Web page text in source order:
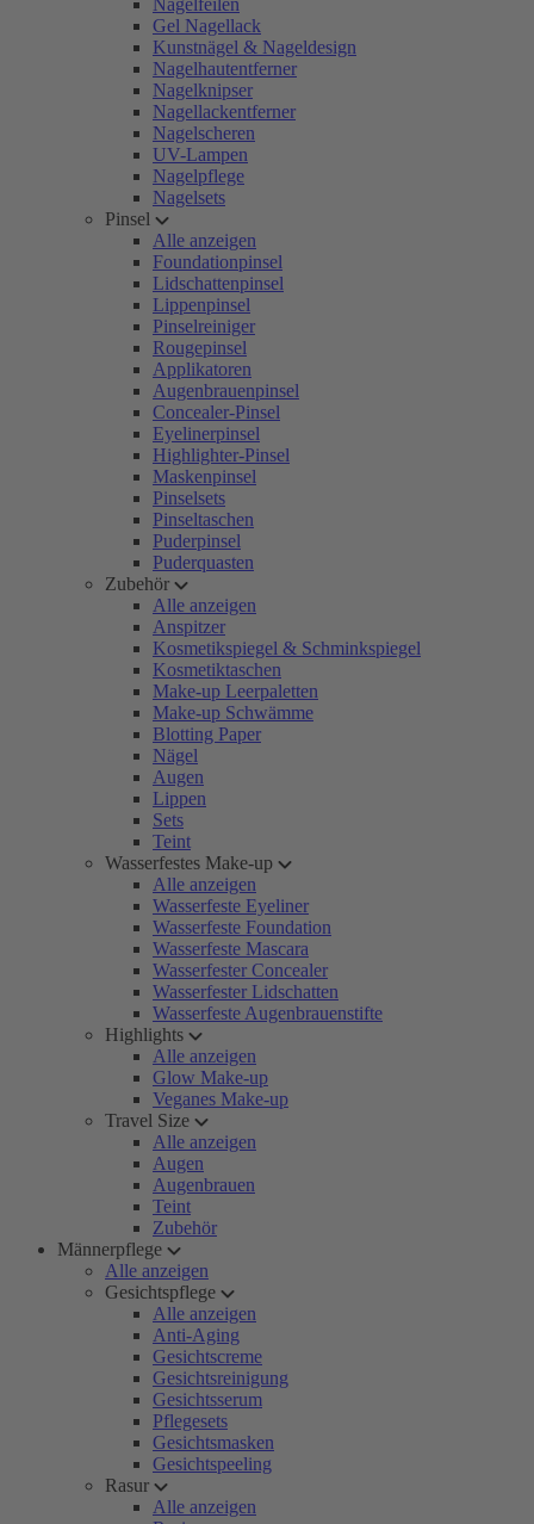
Nagelfeilen
Gel Nagellack
Kunstnägel & Nageldesign
Nagelhautentferner
Nagelknipser
Nagellackentferner
Nagelscheren
UV-Lampen
Nagelpflege
Nagelsets
Pinsel
Alle anzeigen
Foundationpinsel
Lidschattenpinsel
Lippenpinsel
Pinselreiniger
Rougepinsel
Applikatoren
Augenbrauenpinsel
Concealer-Pinsel
Eyelinerpinsel
Highlighter-Pinsel
Maskenpinsel
Pinselsets
Pinseltaschen
Puderpinsel
Puderquasten
Zubehör
Alle anzeigen
Anspitzer
Kosmetikspiegel & Schminkspiegel
Kosmetiktaschen
Make-up Leerpaletten
Make-up Schwämme
Blotting Paper
Nägel
Augen
Lippen
Sets
Teint
Wasserfestes Make-up
Alle anzeigen
Wasserfeste Eyeliner
Wasserfeste Foundation
Wasserfeste Mascara
Wasserfester Concealer
Wasserfester Lidschatten
Wasserfeste Augenbrauenstifte
Highlights
Alle anzeigen
Glow Make-up
Veganes Make-up
Travel Size
Alle anzeigen
Augen
Augenbrauen
Teint
Zubehör
Männerpflege
Alle anzeigen
Gesichtspflege
Alle anzeigen
Anti-Aging
Gesichtscreme
Gesichtsreinigung
Gesichtsserum
Pflegesets
Gesichtsmasken
Gesichtspeeling
Rasur
Alle anzeigen